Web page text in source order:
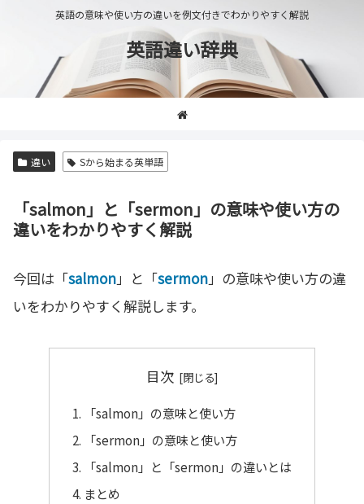
英語の意味や使い方の違いを例文付きでわかりやすく解説
英語違い辞典
違い Sから始まる英単語
「salmon」と「sermon」の意味や使い方の
違いをわかりやすく解説
今回は「salmon」と「sermon」の意味や使い方の違
いをわかりやすく解説します。
目次
「salmon」の意味と使い方
「sermon」の意味と使い方
「salmon」と「sermon」の違いとは
まとめ